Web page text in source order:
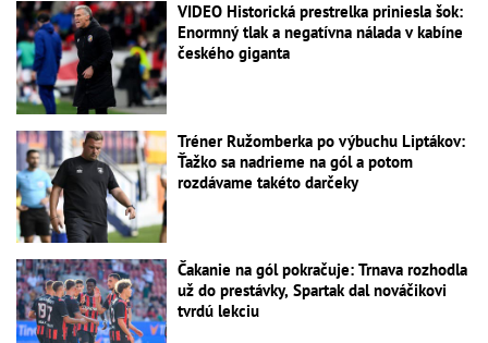
VIDEO Historická prestrelka priniesla šok:
Enormný tlak a negatívna nálada v kabíne
českého giganta
Tréner Ružomberka po výbuchu Liptákov:
Ťažko sa nadrieme na gól a potom
rozdávame takéto darčeky
Čakanie na gól pokračuje: Trnava rozhodla
už do prestávky, Spartak dal nováčikovi
tvrdú lekciu